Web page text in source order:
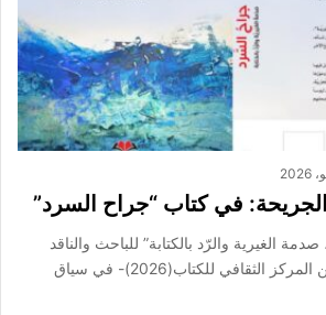
في كتاب “جراح السرد”
الغيرية والرّد بالكتابة” للباحث والناقد
محمد الداهي -الصادر عن المركز الثقافي للكتاب(2026)- في سياق